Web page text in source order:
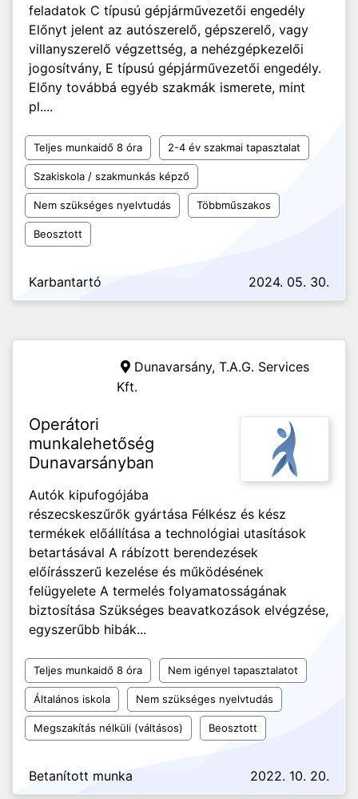
feladatok C típusú gépjárművezetői engedély
Előnyt jelent az autószerelő, gépszerelő, vagy
villanyszerelő végzettség, a nehézgépkezelői
jogosítvány, E típusú gépjárművezetői engedély.
Előny továbbá egyéb szakmák ismerete, mint
pl....
Teljes munkaidő 8 óra 2-4 év szakmai tapasztalat
Szakiskola / szakmunkás képző
Nem szükséges nyelvtudás Többműszakos
Beosztott
Karbantartó 2024. 05. 30.
Dunavarsány, T.A.G. Services
Kft.
Operátori
munkalehetőség
Dunavarsányban
Autók kipufogójába
részecskeszűrők gyártása Félkész és kész
termékek előállítása a technológiai utasítások
betartásával A rábízott berendezések
előírásszerű kezelése és működésének
felügyelete A termelés folyamatosságának
biztosítása Szükséges beavatkozások elvégzése,
egyszerűbb hibák...
Teljes munkaidő 8 óra Nem igényel tapasztalatot
Általános iskola Nem szükséges nyelvtudás
Megszakítás nélküli (váltásos) Beosztott
Betanított munka 2022. 10. 20.